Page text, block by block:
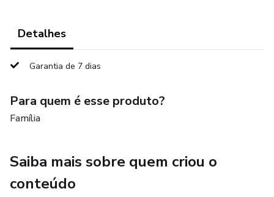
Detalhes
Garantia de 7 dias
Para quem é esse produto?
Família
Saiba mais sobre quem criou o
conteúdo